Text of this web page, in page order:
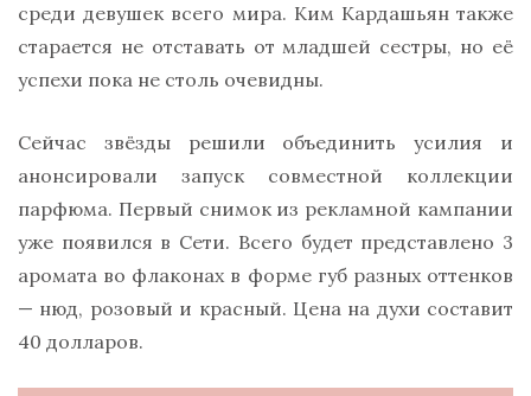
среди девушек всего мира. Ким Кардашьян также
старается не отставать от младшей сестры, но её
успехи пока не столь очевидны.
Сейчас звёзды решили объединить усилия и
анонсировали запуск совместной коллекции
парфюма. Первый снимок из рекламной кампании
уже появился в Сети. Всего будет представлено 3
аромата во флаконах в форме губ разных оттенков
— нюд, розовый и красный. Цена на духи составит
40 долларов.